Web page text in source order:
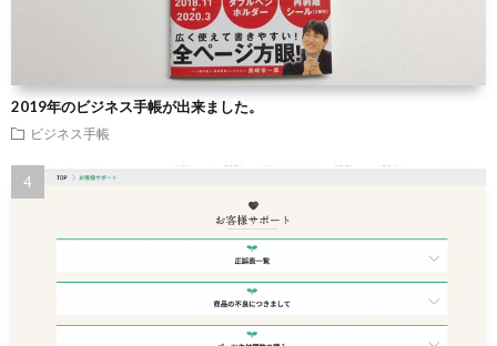
2019年のビジネス手帳が出来ました。
ビジネス手帳